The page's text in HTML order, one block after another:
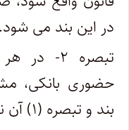
در این بند می شود.
تبصره ۲-
حضوری بانکی،
بند و تبصره (۱) آن نیست.